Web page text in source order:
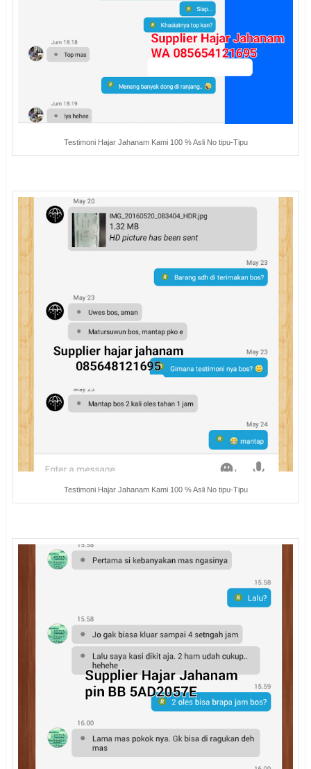
Testimoni Hajar Jahanam Kami 100 % Asli No tipu-Tipu
Testimoni Hajar Jahanam Kami 100 % Asli No tipu-Tipu